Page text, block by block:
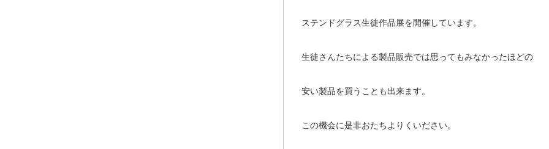
ステンドグラス生徒作品展を開催しています。
生徒さんたちによる製品販売では思ってもみなかったほどの
安い製品を買うことも出来ます。
この機会に是非おたちよりくいださい。